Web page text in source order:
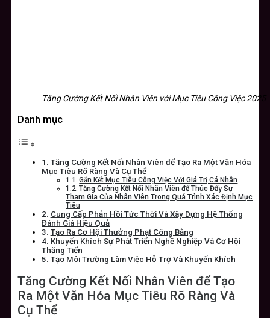
Tăng Cường Kết Nối Nhân Viên với Mục Tiêu Công Việc 2025
Danh mục
Tăng Cường Kết Nối Nhân Viên để Tạo Ra Một Văn Hóa
Mục Tiêu Rõ Ràng Và Cụ Thể
Gắn Kết Mục Tiêu Công Việc Với Giá Trị Cá Nhân
Tăng Cường Kết Nối Nhân Viên để Thúc Đẩy Sự
Tham Gia Của Nhân Viên Trong Quá Trình Xác Định Mục
Tiêu
Cung Cấp Phản Hồi Tức Thời Và Xây Dựng Hệ Thống
Đánh Giá Hiệu Quả
Tạo Ra Cơ Hội Thưởng Phạt Công Bằng
Khuyến Khích Sự Phát Triển Nghề Nghiệp Và Cơ Hội
Thăng Tiến
Tạo Môi Trường Làm Việc Hỗ Trợ Và Khuyến Khích
Tăng Cường Kết Nối Nhân Viên để Tạo
Ra Một Văn Hóa Mục Tiêu Rõ Ràng Và
Cụ Thể